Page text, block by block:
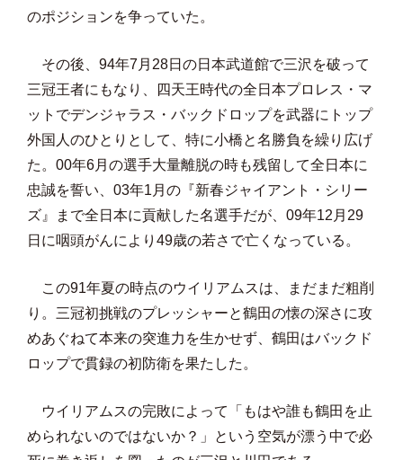
のポジションを争っていた。
その後、94年7月28日の日本武道館で三沢を破って
三冠王者にもなり、四天王時代の全日本プロレス・マ
ットでデンジャラス・バックドロップを武器にトップ
外国人のひとりとして、特に小橋と名勝負を繰り広げ
た。00年6月の選手大量離脱の時も残留して全日本に
忠誠を誓い、03年1月の『新春ジャイアント・シリー
ズ』まで全日本に貢献した名選手だが、09年12月29
日に咽頭がんにより49歳の若さで亡くなっている。
この91年夏の時点のウイリアムスは、まだまだ粗削
り。三冠初挑戦のプレッシャーと鶴田の懐の深さに攻
めあぐねて本来の突進力を生かせず、鶴田はバックド
ロップで貫録の初防衛を果たした。
ウイリアムスの完敗によって「もはや誰も鶴田を止
められないのではないか？」という空気が漂う中で必